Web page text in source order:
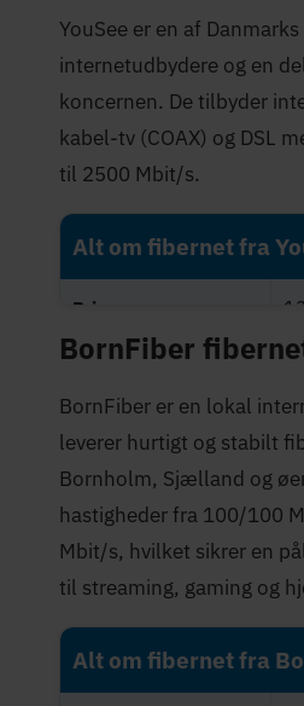
(Mbit/s)
Trustpilot-score
YouSee er en af
internetudbydere og en
koncernen. De tilbyder
kabel-tv (COAX) og DSL
til 2500 Mbit/s.
Alt om fibernet fra
Priser
Maksimal hastighed
(Mbit/s)
Trustpilot-score
BornFiber
BornFiber er en lokal
leverer hurtigt og stabilt
Bornholm, Sjælland og
hastigheder fra 100/100
Mbit/s, hvilket sikrer en
til streaming, gaming og
Alt om fibernet fra